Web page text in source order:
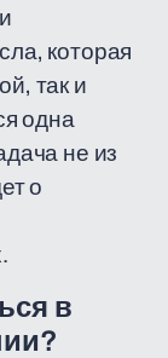
которая
так и
одна
не из
о
в